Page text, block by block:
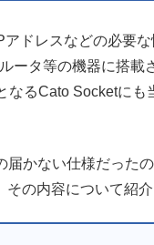
ドレスなどの必要
ータ等の機器に搭載
るCato Socketにも
かない仕様だった
の内容について紹介